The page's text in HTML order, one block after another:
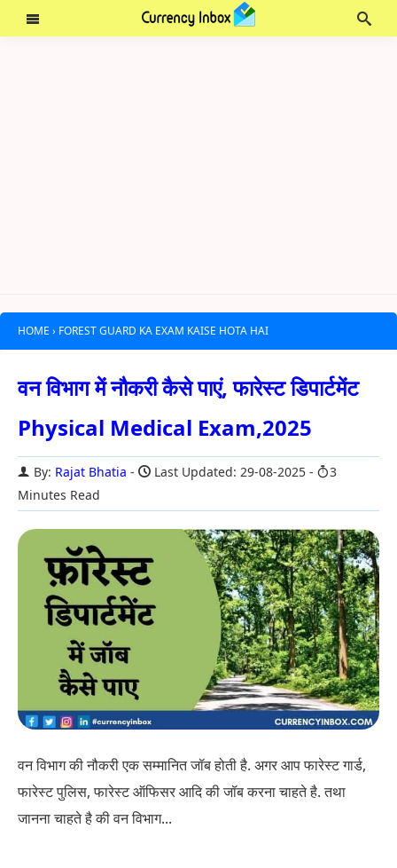
HOME › FOREST GUARD KA EXAM KAISE HOTA HAI
वन विभाग में नौकरी कैसे पाएं, फारेस्ट डिपार्टमेंट
Physical Medical Exam,2025
By: Rajat Bhatia Last Updated: 29-08-2025
3
Minutes Read
वन विभाग की नौकरी एक सम्मानित जॉब होती है. अगर आप फारेस्ट गार्ड,
फारेस्ट पुलिस, फारेस्ट ऑफिसर आदि की जॉब करना चाहते है. तथा
जानना चाहते है की वन विभाग...